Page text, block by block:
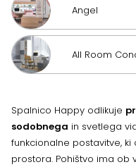
Angel
All Room
Spalnico Happy odlikuje
sodobnega in svetlega
funkcionalne postavitve,
prostora. Pohištvo ima ob